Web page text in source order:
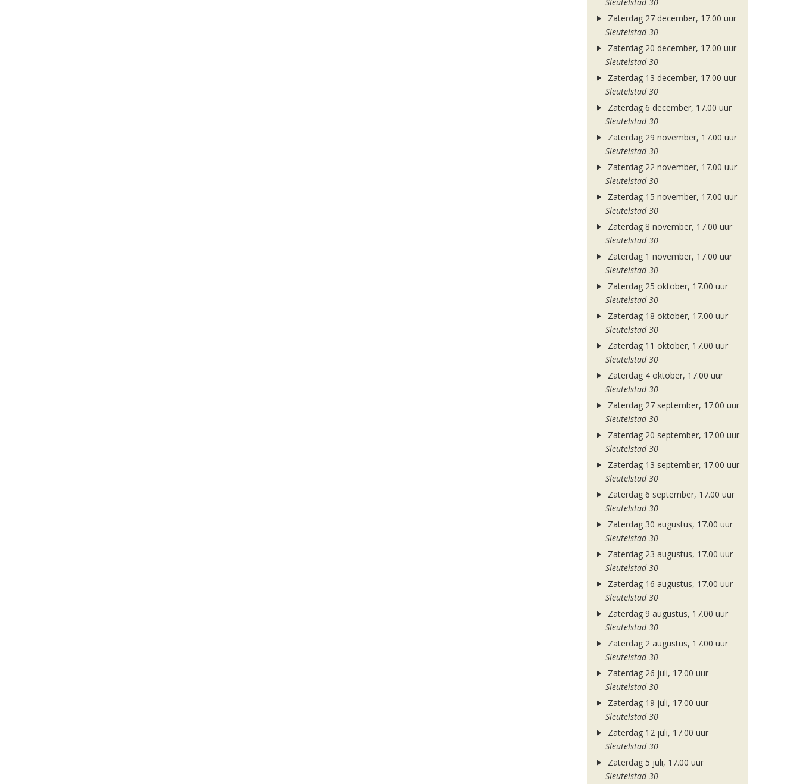
Zaterdag 27 december, 17.00 uur
Sleutelstad 30
Zaterdag 20 december, 17.00 uur
Sleutelstad 30
Zaterdag 13 december, 17.00 uur
Sleutelstad 30
Zaterdag 6 december, 17.00 uur
Sleutelstad 30
Zaterdag 29 november, 17.00 uur
Sleutelstad 30
Zaterdag 22 november, 17.00 uur
Sleutelstad 30
Zaterdag 15 november, 17.00 uur
Sleutelstad 30
Zaterdag 8 november, 17.00 uur
Sleutelstad 30
Zaterdag 1 november, 17.00 uur
Sleutelstad 30
Zaterdag 25 oktober, 17.00 uur
Sleutelstad 30
Zaterdag 18 oktober, 17.00 uur
Sleutelstad 30
Zaterdag 11 oktober, 17.00 uur
Sleutelstad 30
Zaterdag 4 oktober, 17.00 uur
Sleutelstad 30
Zaterdag 27 september, 17.00 uur
Sleutelstad 30
Zaterdag 20 september, 17.00 uur
Sleutelstad 30
Zaterdag 13 september, 17.00 uur
Sleutelstad 30
Zaterdag 6 september, 17.00 uur
Sleutelstad 30
Zaterdag 30 augustus, 17.00 uur
Sleutelstad 30
Zaterdag 23 augustus, 17.00 uur
Sleutelstad 30
Zaterdag 16 augustus, 17.00 uur
Sleutelstad 30
Zaterdag 9 augustus, 17.00 uur
Sleutelstad 30
Zaterdag 2 augustus, 17.00 uur
Sleutelstad 30
Zaterdag 26 juli, 17.00 uur
Sleutelstad 30
Zaterdag 19 juli, 17.00 uur
Sleutelstad 30
Zaterdag 12 juli, 17.00 uur
Sleutelstad 30
Zaterdag 5 juli, 17.00 uur
Sleutelstad 30